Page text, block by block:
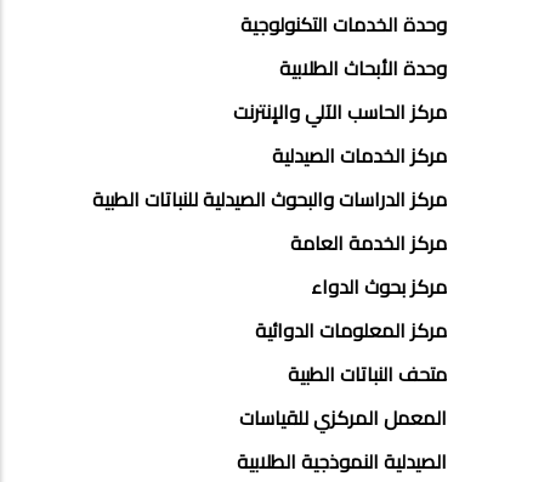
وحدة الخدمات التكنولوجية
وحدة الأبحاث الطلابية
مركز الحاسب الآلي والإنترنت
مركز الخدمات الصيدلية
مركز الدراسات والبحوث الصيدلية للنباتات الطبية
مركز الخدمة العامة
مركز بحوث الدواء
مركز المعلومات الدوائية
متحف النباتات الطبية
المعمل المركزي للقياسات
الصيدلية النموذجية الطلابية